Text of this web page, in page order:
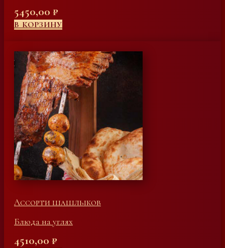
5450,00 ₽
В КОРЗИНУ
Ассорти шашлыков
Блюда на углях
4510,00 ₽